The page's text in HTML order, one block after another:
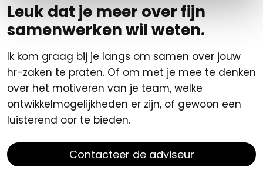
Leuk dat je meer over fijn
samenwerken wil weten.
Ik kom graag bij je langs om samen over jouw
hr-zaken te praten. Of om met je mee te denken
over het motiveren van je team, welke
ontwikkelmogelijkheden er zijn, of gewoon een
luisterend oor te bieden.
Contacteer de adviseur